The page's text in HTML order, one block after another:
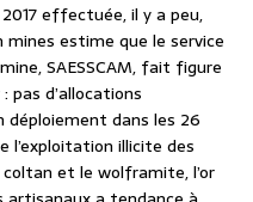
effectuée, il y a peu,
estime que le service
SAESSCAM, fait figure
pas d’allocations
dans les 26
l’exploitation illicite des
et le wolframite, l’or